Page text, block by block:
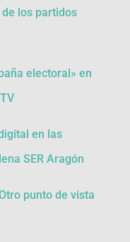
los partidos
electoral» en
en las
SER Aragón
punto de vista